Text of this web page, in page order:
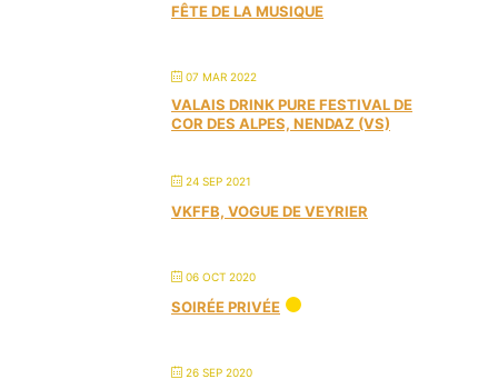
FÊTE DE LA MUSIQUE
07 MAR 2022
VALAIS DRINK PURE FESTIVAL DE
COR DES ALPES, NENDAZ (VS)
24 SEP 2021
VKFFB, VOGUE DE VEYRIER
06 OCT 2020
SOIRÉE PRIVÉE
26 SEP 2020